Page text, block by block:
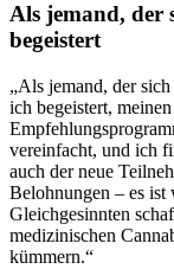
Als jemand, der
begeistert
„Als jemand, der
ich begeistert,
vereinfacht, und ich
auch der neue
Belohnungen – es ist
Gleichgesinnten
medizinischen
kümmern.“